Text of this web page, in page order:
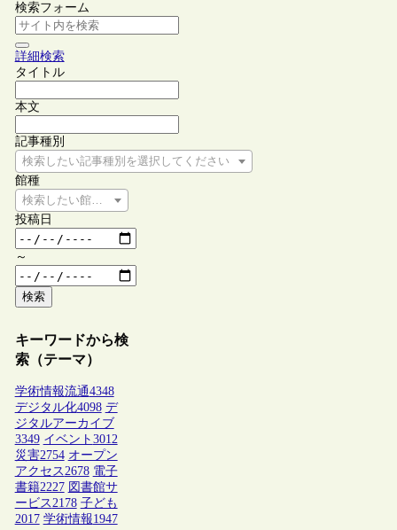
検索フォーム
詳細検索
タイトル
本文
記事種別
検索したい記事種別を選択してください
館種
検索したい館種を選択してください
投稿日
～
検索
キーワードから検
索（テーマ）
学術情報流通4348
デジタル化4098 デ
ジタルアーカイブ
3349 イベント 3012
災害2754 オープン
アクセス2678 電子
書籍2227 図書館サ
ービス2178 子ども
2017 学術情報1947